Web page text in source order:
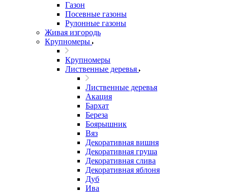
Газон
Посевные газоны
Рулонные газоны
Живая изгородь
Крупномеры
Крупномеры
Лиственные деревья
Лиственные деревья
Акация
Бархат
Береза
Боярышник
Вяз
Декоративная вишня
Декоративная груша
Декоративная слива
Декоративная яблоня
Дуб
Ива